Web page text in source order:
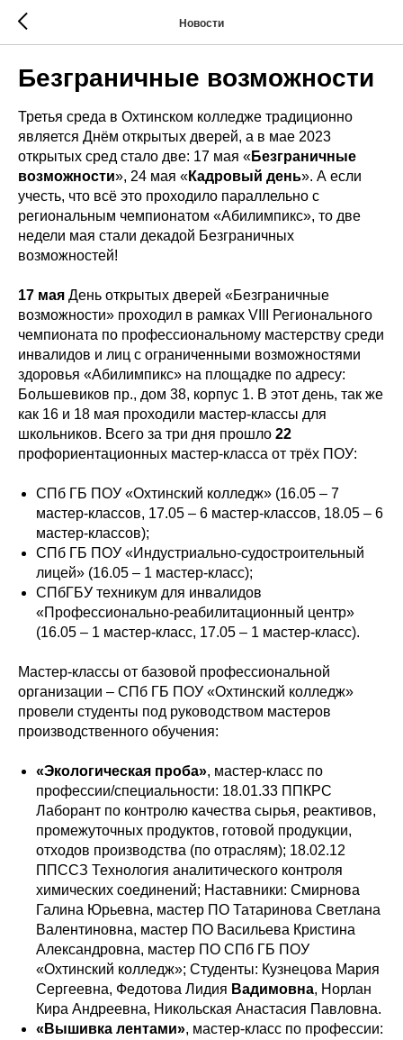
Новости
Безграничные возможности
Третья среда в Охтинском колледже традиционно
является Днём открытых дверей, а в мае 2023
открытых сред стало две: 17 мая «Безграничные
возможности», 24 мая «Кадровый день». А если
учесть, что всё это проходило параллельно с
региональным чемпионатом «Абилимпикс», то две
недели мая стали декадой Безграничных
возможностей!
17 мая День открытых дверей «Безграничные
возможности» проходил в рамках VIII Регионального
чемпионата по профессиональному мастерству среди
инвалидов и лиц с ограниченными возможностями
здоровья «Абилимпикс» на площадке по адресу:
Большевиков пр., дом 38, корпус 1. В этот день, так же
как 16 и 18 мая проходили мастер-классы для
школьников. Всего за три дня прошло 22
профориентационных мастер-класса от трёх ПОУ:
СПб ГБ ПОУ «Охтинский колледж» (16.05 – 7
мастер-классов, 17.05 – 6 мастер-классов, 18.05 – 6
мастер-классов);
СПб ГБ ПОУ «Индустриально-судостроительный
лицей» (16.05 – 1 мастер-класс);
СПбГБУ техникум для инвалидов
«Профессионально-реабилитационный центр»
(16.05 – 1 мастер-класс, 17.05 – 1 мастер-класс).
Мастер-классы от базовой профессиональной
организации – СПб ГБ ПОУ «Охтинский колледж»
провели студенты под руководством мастеров
производственного обучения:
«Экологическая проба», мастер-класс по
профессии/специальности: 18.01.33 ППКРС
Лаборант по контролю качества сырья, реактивов,
промежуточных продуктов, готовой продукции,
отходов производства (по отраслям); 18.02.12
ППССЗ Технология аналитического контроля
химических соединений; Наставники: Смирнова
Галина Юрьевна, мастер ПО Татаринова Светлана
Валентиновна, мастер ПО Васильева Кристина
Александровна, мастер ПО СПб ГБ ПОУ
«Охтинский колледж»; Студенты: Кузнецова Мария
Сергеевна, Федотова Лидия Вадимовна, Норлан
Кира Андреевна, Никольская Анастасия Павловна.
«Вышивка лентами», мастер-класс по профессии: